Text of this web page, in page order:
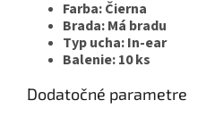
Farba: Čierna
Brada: Má bradu
Typ ucha: In-ear
Balenie: 10 ks
Dodatočné parametre